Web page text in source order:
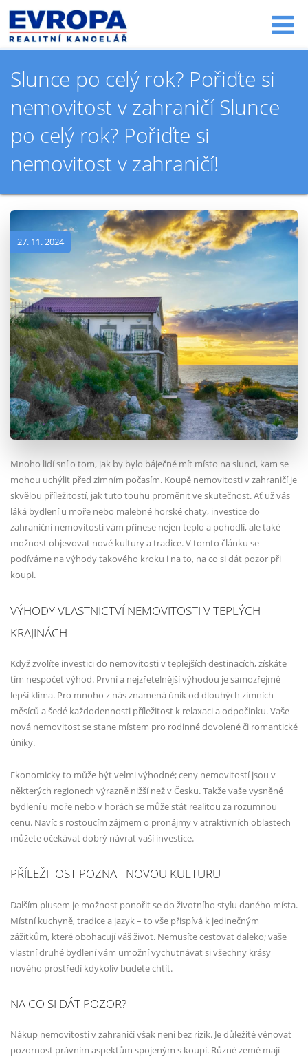
Slunce po celý rok? Pořiďte si
nemovitost v zahraničí Slunce
po celý rok? Pořiďte si
nemovitost v zahraničí!
27. 11. 2024
Mnoho lidí sní o tom, jak by bylo báječné mít místo na slunci, kam se
mohou uchýlit před zimním počasím. Koupě nemovitosti v zahraničí je
skvělou příležitostí, jak tuto touhu proměnit ve skutečnost. Ať už vás
láká bydlení u moře nebo malebné horské chaty, investice do
zahraniční nemovitosti vám přinese nejen teplo a pohodlí, ale také
možnost objevovat nové kultury a tradice. V tomto článku se
podíváme na výhody takového kroku i na to, na co si dát pozor při
koupi.
VÝHODY VLASTNICTVÍ NEMOVITOSTI V TEPLÝCH
KRAJINÁCH
Když zvolíte investici do nemovitosti v teplejších destinacích, získáte
tím nespočet výhod. První a nejzřetelnější výhodou je samozřejmě
lepší klima. Pro mnoho z nás znamená únik od dlouhých zimních
měsíců a šedé každodennosti příležitost k relaxaci a odpočinku. Vaše
nová nemovitost se stane místem pro rodinné dovolené či romantické
úniky.
Ekonomicky to může být velmi výhodné; ceny nemovitostí jsou v
některých regionech výrazně nižší než v Česku. Takže vaše vysněné
bydlení u moře nebo v horách se může stát realitou za rozumnou
cenu. Navíc s rostoucím zájmem o pronájmy v atraktivních oblastech
můžete očekávat dobrý návrat vaší investice.
PŘÍLEŽITOST POZNAT NOVOU KULTURU
Dalším plusem je možnost ponořit se do životního stylu daného místa.
Místní kuchyně, tradice a jazyk – to vše přispívá k jedinečným
zážitkům, které obohacují váš život. Nemusíte cestovat daleko; vaše
vlastní druhé bydlení vám umožní vychutnávat si všechny krásy
nového prostředí kdykoliv budete chtít.
NA CO SI DÁT POZOR?
Nákup nemovitosti v zahraničí však není bez rizik. Je důležité věnovat
pozornost právním aspektům spojeným s koupí. Různé země mají